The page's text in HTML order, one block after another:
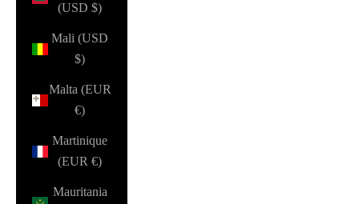
(USD $)
Mali (USD
$)
Malta (EUR
€)
Martinique
(EUR €)
Mauritania